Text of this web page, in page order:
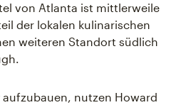
von Atlanta ist mittlerweile
der lokalen kulinarischen
weiteren Standort südlich
nutzen Howard